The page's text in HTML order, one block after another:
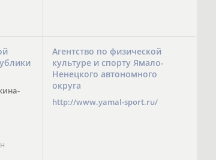
Агентство по физической
культуре и спорту Ямало-
Ненецкого автономного
округа
http://www.yamal-sport.ru/